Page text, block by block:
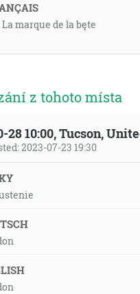
La marque de la bęte
z tohoto místa
28 10:00, Tucson,
2023-07-23 19:30